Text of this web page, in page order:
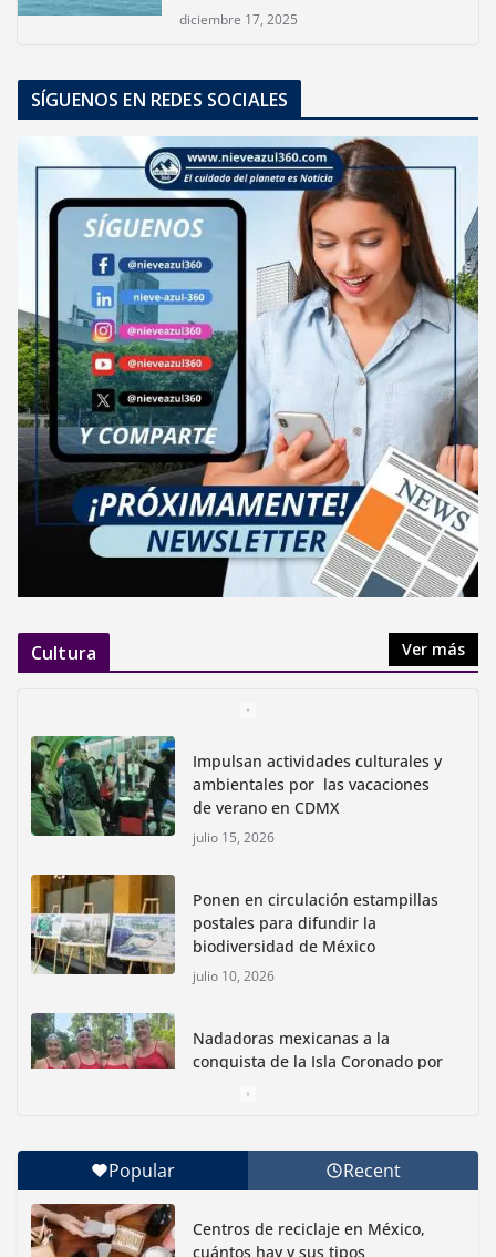
diciembre 17, 2025
SÍGUENOS EN REDES SOCIALES
Cultura Ver más
Impulsan actividades culturales y
ambientales por las vacaciones
de verano en CDMX
julio 15, 2026
Ponen en circulación estampillas
postales para difundir la
biodiversidad de México
julio 10, 2026
Nadadoras mexicanas a la
conquista de la Isla Coronado por
Con jornada informativa, Profepa y Humane World
for Animals buscan inhibir tráfico de aves
junio 15, 2026
Popular Recent
Centros de reciclaje en México,
cuántos hay y sus tipos